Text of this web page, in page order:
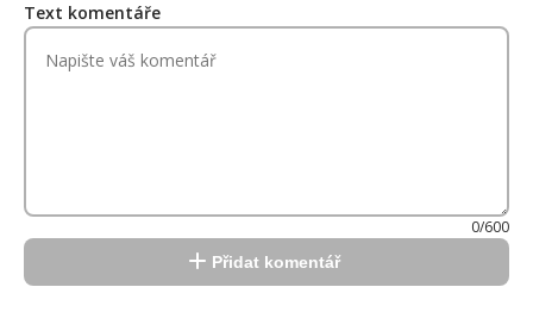
Text komentáře
0/600
Přidat komentář